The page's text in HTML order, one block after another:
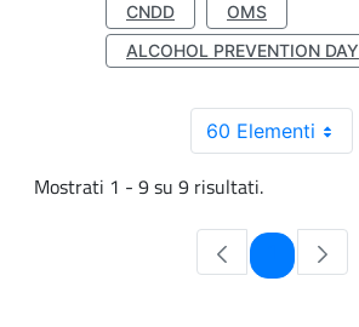
CNDD
OMS
ALCOHOL PREVENTION DAY
60 Elementi
Mostrati 1 - 9 su 9 risultati.
Pagina